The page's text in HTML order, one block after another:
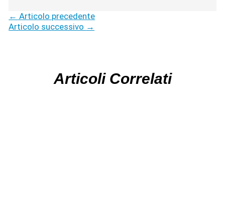
← Articolo precedente
Articolo successivo →
Articoli Correlati